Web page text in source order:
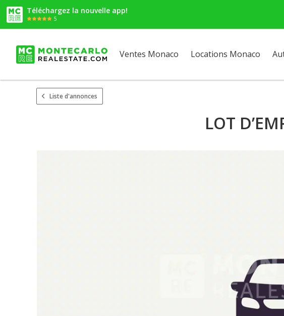
Téléchargez la nouvelle app!
5
Ventes Monaco Locations Monaco
Liste d'annonces
LOT